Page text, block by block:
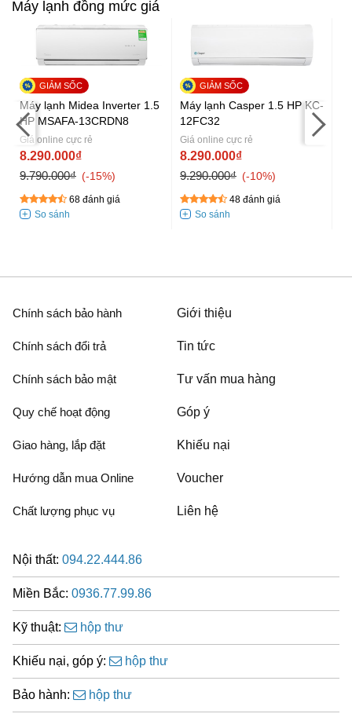
Máy lạnh đồng mức giá
Máy lạnh Midea Inverter 1.5
HP MSAFA-13CRDN8
Giá online cực rẻ
8.290.000₫
9.790.000₫
-15%
68 đánh giá
Máy lạnh Casper 1.5 HP KC-
12FC32
Giá online cực rẻ
8.290.000₫
9.290.000₫
-10%
48 đánh giá
Chính sách bảo hành
Chính sách đổi trả
Chính sách bảo mật
Quy chế hoạt động
Giao hàng, lắp đặt
Hướng dẫn mua Online
Chất lượng phục vụ
Giới thiệu
Tin tức
Tư vấn mua hàng
Góp ý
Khiếu nại
Voucher
Liên hệ
Nội thất: 094.22.444.86
Miền Bắc: 0936.77.99.86
Kỹ thuật: hộp thư
Khiếu nại, góp ý: hộp thư
Bảo hành: hộp thư